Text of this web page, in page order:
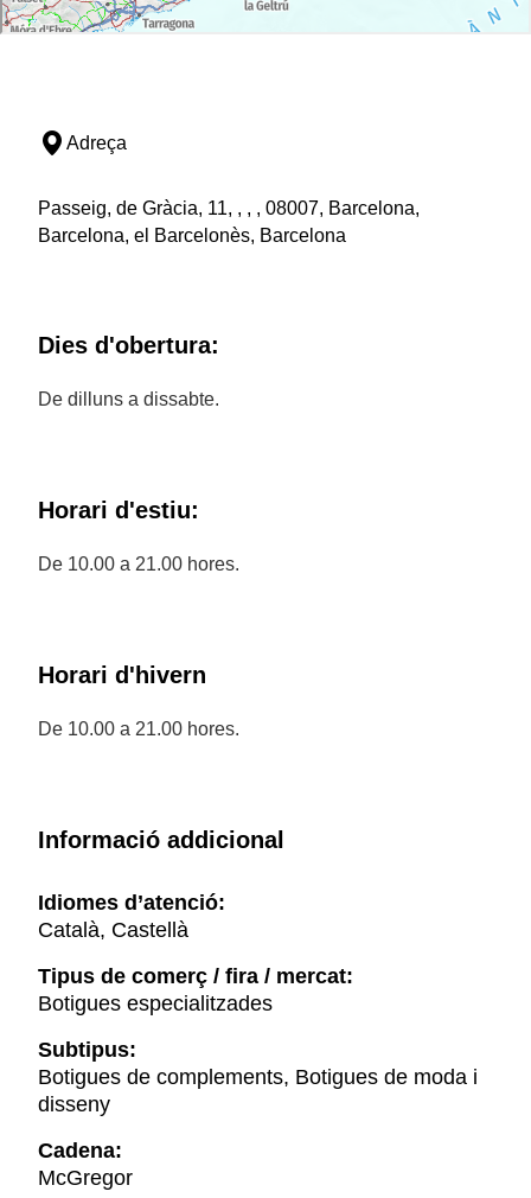
Adreça
Passeig, de Gràcia, 11, , , , 08007, Barcelona,
Barcelona, el Barcelonès, Barcelona
Dies d'obertura:
De dilluns a dissabte.
Horari d'estiu:
De 10.00 a 21.00 hores.
Horari d'hivern
De 10.00 a 21.00 hores.
Informació addicional
Idiomes d’atenció:
Català, Castellà
Tipus de comerç / fira / mercat:
Botigues especialitzades
Subtipus:
Botigues de complements, Botigues de moda i
disseny
Cadena:
McGregor